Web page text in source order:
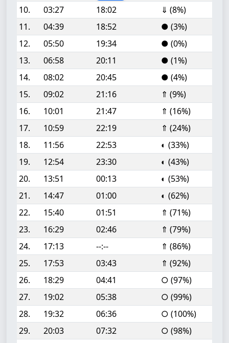
10.
03:27 18:02
⇓ (8%)
11.
04:39 18:52
● (3%)
12.
05:50 19:34
● (0%)
13.
06:58 20:11
● (1%)
14.
08:02 20:45
● (4%)
15.
09:02 21:16
⇑ (9%)
16.
10:01 21:47
⇑ (16%)
17.
10:59 22:19
⇑ (24%)
18.
11:56 22:53
◐ (33%)
19.
12:54 23:30
◐ (43%)
20.
13:51 00:13
◐ (53%)
21.
14:47 01:00
◐ (62%)
22.
15:40 01:51
⇑ (71%)
23.
16:29 02:46
⇑ (79%)
24.
17:13 --:--
⇑ (86%)
25.
17:53 03:43
⇑ (92%)
26.
18:29 04:41
○ (97%)
27.
19:02 05:38
○ (99%)
28.
19:32 06:36
○ (100%)
29.
20:03 07:32
○ (98%)